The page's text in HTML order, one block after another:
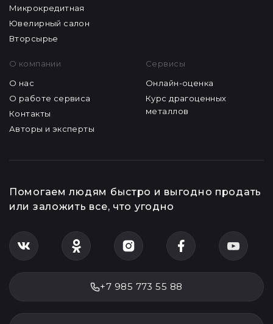
Микрокредитная
Ювелирный салон
Вторсырье
О компании
О нас
О работе сервиса
Контакты
Авторы и эксперты
Сервисы
Онлайн-оценка
Курс драгоценных
металлов
Помогаем людям быстро и выгодно продать
или заложить все, что угодно
+7 985 773 55 88